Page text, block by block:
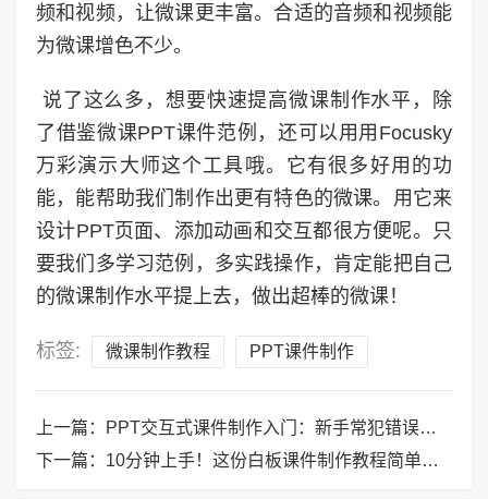
频和视频，让微课更丰富。合适的音频和视频能
为微课增色不少。
说了这么多，想要快速提高微课制作水平，除
了借鉴微课PPT课件范例，还可以用用Focusky
万彩演示大师这个工具哦。它有很多好用的功
能，能帮助我们制作出更有特色的微课。用它来
设计PPT页面、添加动画和交互都很方便呢。只
要我们多学习范例，多实践操作，肯定能把自己
的微课制作水平提上去，做出超棒的微课！
标签: 微课制作教程 PPT课件制作
上一篇：
PPT交互式课件制作入门：新手常犯错误及解决方法
下一篇： 10分钟上手！这份白板课件制作教程简单易懂